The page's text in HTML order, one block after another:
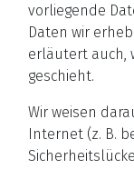
vorliegende
Daten wir
erläutert auch,
geschieht.
Wir weisen
Internet (z. B.